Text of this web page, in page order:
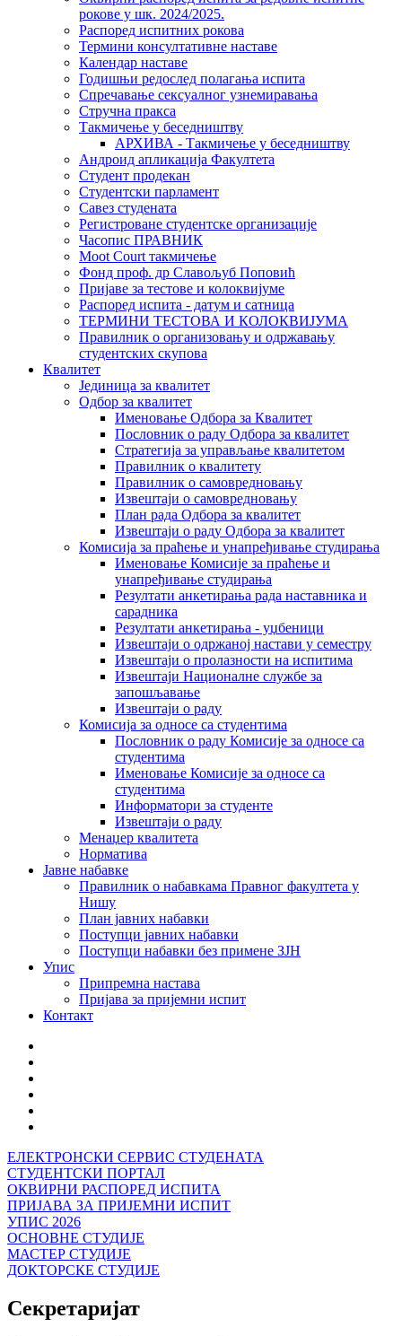
рокове у шк. 2024/2025.
Распоред испитних рокова
Термини консултативне наставе
Календар наставе
Годишњи редослед полагања испита
Спречавање сексуалног узнемиравања
Стручна пракса
Такмичење у беседништву
АРХИВА - Такмичење у беседништву
Андроид апликација Факултета
Студент продекан
Студентски парламент
Савез студената
Регистроване студентске организације
Часопис ПРАВНИК
Moot Court такмичење
Фонд проф. др Славољуб Поповић
Пријаве за тестове и колоквијуме
Распоред испита - датум и сатница
ТЕРМИНИ ТЕСТОВА И КОЛОКВИЈУМА
Правилник о организовању и одржавању
студентских скупова
Квалитет
Јединица за квалитет
Одбор за квалитет
Именовање Одбора за Квалитет
Пословник о раду Одбора за квалитет
Стратегија за управљање квалитетом
Правилник о квалитету
Правилник о самовредновању
Извештаји о самовредновању
План рада Одбора за квалитет
Извештаји о раду Одбора за квалитет
Комисија за праћење и унапређивање студирања
Именовање Комисије за праћење и
унапређивање студирања
Резултати анкетирања рада наставника и
сарадника
Резултати анкетирања - уџбеници
Извештаји о одржаној настави у семестру
Извештаји о пролазности на испитима
Извештаји Националне службе за
запошљавање
Извештаји о раду
Комисија за односе са студентима
Пословник о раду Комисије за односе са
студентима
Именовање Комисије за односе са
студентима
Информатори за студенте
Извештаји о раду
Менаџер квалитета
Норматива
Јавне набавке
Правилник о набавкама Правног факултета у
Нишу
План јавних набавки
Поступци јавних набавки
Поступци набавки без примене ЗЈН
Упис
Припремна настава
Пријава за пријемни испит
Контакт
ЕЛЕКТРОНСКИ СЕРВИС СТУДЕНАТА
СТУДЕНТСКИ ПОРТАЛ
ОКВИРНИ РАСПОРЕД ИСПИТА
ПРИЈАВА ЗА ПРИЈЕМНИ ИСПИТ
УПИС 2026
ОСНОВНЕ СТУДИЈЕ
МАСТЕР СТУДИЈЕ
ДОКТОРСКЕ СТУДИЈЕ
Секретаријат